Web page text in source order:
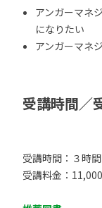
アンガーマネ
になりたい
アンガーマネ
受講時間／
受講時間：３時間
受講料金：11,000